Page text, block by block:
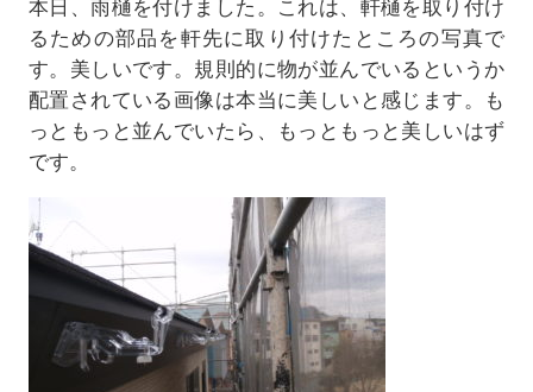
本日、雨樋を付けました。これは、軒樋を取り付け
るための部品を軒先に取り付けたところの写真で
す。美しいです。規則的に物が並んでいるというか
配置されている画像は本当に美しいと感じます。も
っともっと並んでいたら、もっともっと美しいはず
です。